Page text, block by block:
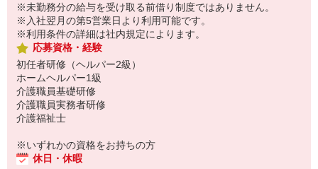
※未勤務分の給与を受け取る前借り制度ではありません。
※入社翌月の第5営業日より利用可能です。
※利用条件の詳細は社内規定によります。
応募資格・経験
初任者研修（ヘルパー2級）
ホームヘルパー1級
介護職員基礎研修
介護職員実務者研修
介護福祉士
※いずれかの資格をお持ちの方
休日・休暇